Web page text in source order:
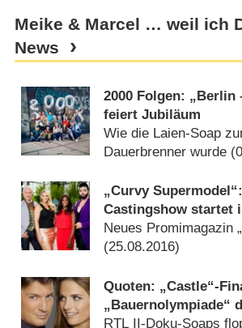
Meike & Marcel … weil ich
News
2000 Folgen: „Berlin
feiert Jubiläum
Wie die Laien-Soap
Dauerbrenner wurde (
„Curvy
Castingshow startet
Neues Promimagazin
(25.08.2016)
Quoten: „Castle“-
„Bauernolympiade“
RTL II-Doku-Soaps